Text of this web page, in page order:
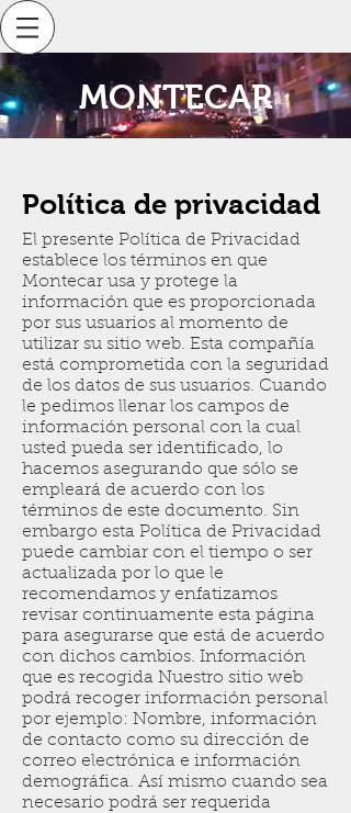
MONTECAR
Política de privacidad
El presente Política de Privacidad
establece los términos en que
Montecar usa y protege la
información que es proporcionada
por sus usuarios al momento de
utilizar su sitio web. Esta compañía
está comprometida con la seguridad
de los datos de sus usuarios. Cuando
le pedimos llenar los campos de
información personal con la cual
usted pueda ser identificado, lo
hacemos asegurando que sólo se
empleará de acuerdo con los
términos de este documento. Sin
embargo esta Política de Privacidad
puede cambiar con el tiempo o ser
actualizada por lo que le
recomendamos y enfatizamos
revisar continuamente esta página
para asegurarse que está de acuerdo
con dichos cambios. Información
que es recogida Nuestro sitio web
podrá recoger información personal
por ejemplo: Nombre, información
de contacto como su dirección de
correo electrónica e información
demográfica. Así mismo cuando sea
necesario podrá ser requerida